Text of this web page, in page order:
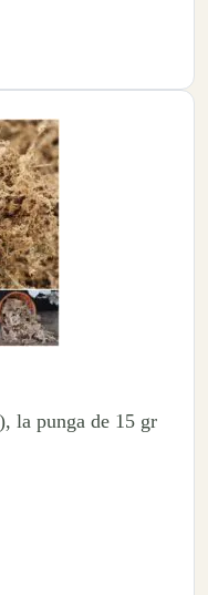
la punga de 15 gr